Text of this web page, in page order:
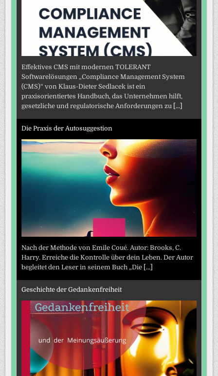
Effektives CMS mit modernen TOLERANT
Softwarelösungen „Compliance Management System
(CMS)“ von Klaus-Dieter Sedlacek ist ein
praxisorientiertes Handbuch, das Unternehmen hilft,
gesetzliche und regulatorische Anforderungen zu
[...]
Die Praxis der Autosuggestion
Nach der Methode von Emile Coué. Autor: Brooks, C.
Harry. Erreiche die Kontrolle über dein Leben. Der Autor
begleitet den Leser in seinem Buch „Die [...]
Geschichte der Gedankenfreiheit